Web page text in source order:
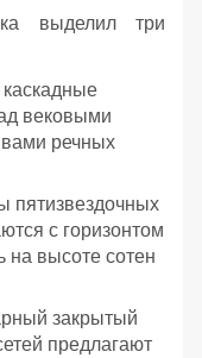
выделил три
вековыми
речных
пятизвездочных
с горизонтом
на высоте сотен
закрытый
предлагают